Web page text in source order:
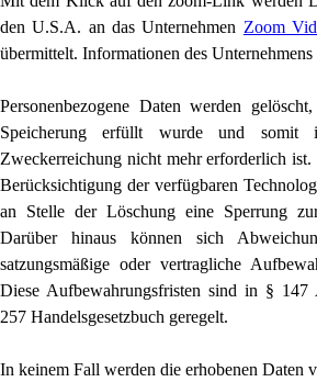
den U.S.A. an das Unternehmen Zoom
übermittelt. Informationen des
Personenbezogene Daten werden
Speicherung erfüllt wurde und
Zweckerreichung nicht mehr erforderlich
Berücksichtigung der verfügbaren
an Stelle der Löschung eine Sperrung
Darüber hinaus können sich
satzungsmäßige oder vertragliche
Diese Aufbewahrungsfristen sind in § 147
257 Handelsgesetzbuch geregelt.
In keinem Fall werden die erhobenen Daten